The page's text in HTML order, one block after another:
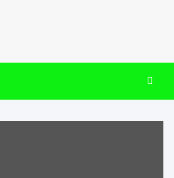
LIVRE 87.7, 106